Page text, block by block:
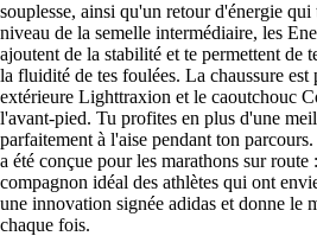
souplesse, ainsi qu'un retour d'énergie qui
niveau de la semelle intermédiaire, les
ajoutent de la stabilité et te permettent de
la fluidité de tes foulées. La chaussure est
extérieure Lighttraxion et le caoutchouc
l'avant-pied. Tu profites en plus d'une
parfaitement à l'aise pendant ton
a été conçue pour les marathons sur
compagnon idéal des athlètes qui ont
une innovation signée adidas et donne le
chaque fois.